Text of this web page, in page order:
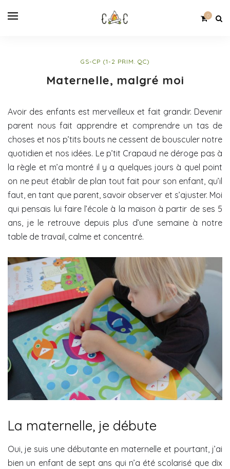
0
GS-CP (1-2 PRIM. QC)
Maternelle, malgré moi
Avoir des enfants est merveilleux et fait grandir. Devenir
parent nous fait apprendre et comprendre un tas de
choses et nos p’tits bouts ne cessent de bousculer notre
quotidien et nos idées. Le p’tit Crapaud ne déroge pas à
la règle et m’a montré il y a quelques jours à quel point
on ne peut établir de plan tout fait pour son enfant, qu’il
faut, en tant que parent, savoir observer et s’ajuster. Moi
qui pensais lui faire l’école à la maison à partir de ses 5
ans, je le retrouve depuis plus d’une semaine à notre
table de travail, calme et concentré.
La maternelle, je débute
Oui, je suis une débutante en maternelle et pourtant, j’ai
bien un enfant de sept ans qui n’a été scolarisé que dix